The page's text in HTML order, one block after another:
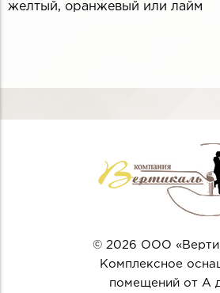
желтый, оранжевый или лайм
© 2026 ООО
Комплексное
помещений от А